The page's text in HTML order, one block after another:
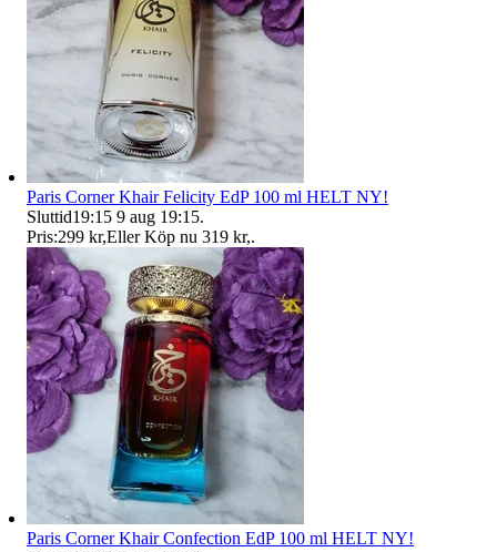
Paris Corner Khair Felicity EdP 100 ml HELT NY!
Sluttid19:15 9 aug 19:15.
Pris:299 kr,Eller Köp nu 319 kr,.
Paris Corner Khair Confection EdP 100 ml HELT NY!